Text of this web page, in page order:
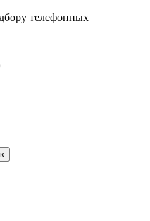
телефонных